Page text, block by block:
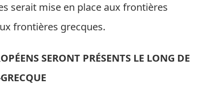
serait mise en place aux frontières
frontières grecques.
SERONT PRÉSENTS LE LONG DE